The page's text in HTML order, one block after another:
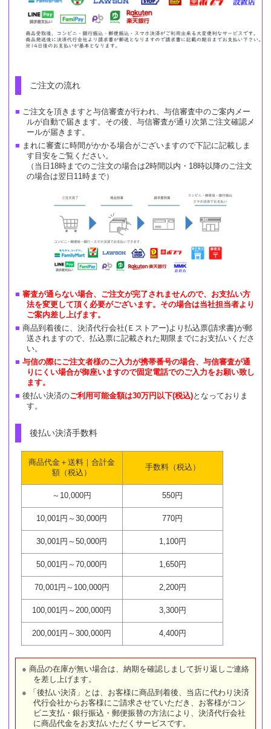
ご注文の流れ
ご注文を頂きますと与信審査が行われ、与信審査中のご案内メー
ルが自動で届きます。その後、与信審査が通り次第ご注文確認メ
ールが届きます。
まれに審査に時間がかかる場合がございますので下記に記載しま
す目安をご覧ください。
（当日18時までのご注文の場合は2時間以内・18時以降のご注文
の場合は翌日11時まで）
審査が通らない場合、ご注文が完了されませんので、お支払い方
法を変更して頂く必要がございます。その場合は当社担当者より
ご案内差し上げます。
商品到着後に、決済代行会社(Ｅストアー)より払込票(請求書)が郵
送されますので、払込票に記載された期限までにお支払いくださ
い。
与信の際にご注文者様のご入力が携帯番号の場合、与信審査が通
りにくい場合が御座いますので固定電話でのご入力をお願い致し
ます。
後払い決済のご利用可能金額は30万円以下(税込)となっておりま
す。
後払い決済手数料
商品代金＋送料｜合計金
額（税込）
手数料（税込）
～10,000円 550円
10,001円～30,000円 770円
30,001円～50,000円 1,100円
50,001円～70,000円 1,650円
70,001円～100,000円 2,200円
100,001円～200,000円 3,300円
200,001円～300,000円 4,400円
商品の在庫が無い場合は、納期を確認しまして折り返しご連絡
を差し上げます。
「後払い決済」とは、お客様に商品到着後、当店に代わり決済
代行会社からお客様にご請求させていただき、お客様がコン
ビニ支払・銀行振込・郵便振替の方法により、決済代行会社
に商品代金をお支払いただくサービスです。